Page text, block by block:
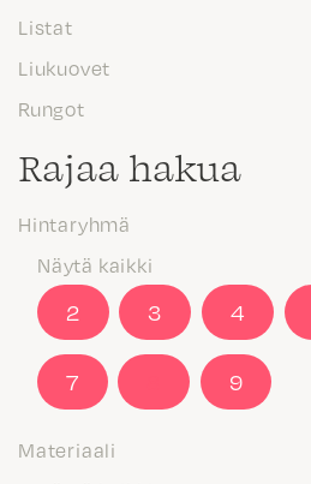
Listat
Liukuovet
Rungot
Rajaa hakua
Hintaryhmä
Näytä kaikki
2 3 4
7 9
Materiaali